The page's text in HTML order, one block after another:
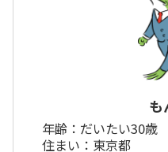
も
年齢：だいたい30歳
住まい：東京都